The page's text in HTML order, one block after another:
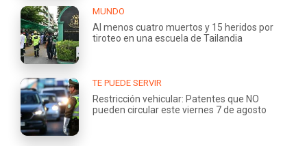
MUNDO
Al menos cuatro muertos y 15 heridos por
tiroteo en una escuela de Tailandia
TE PUEDE SERVIR
Restricción vehicular: Patentes que NO
pueden circular este viernes 7 de agosto